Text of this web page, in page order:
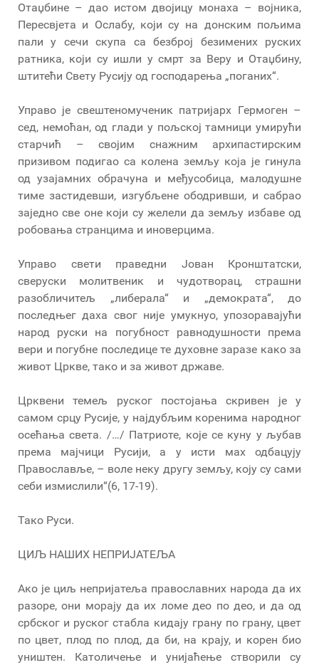
Отаџбине – дао истом двојицу монаха – војника,
Пересвјета и Ослабу, који су на донским пољима
пали у сечи скупа са безброј безимених руских
ратника, који су ишли у смрт за Веру и Отаџбину,
штитећи Свету Русију од господарења „поганих“.
Управо је свештеномученик патријарх Гермоген –
сед, немоћан, од глади у пољској тамници умирући
старчић – својим снажним архипастирским
призивом подигао са колена земљу која је гинула
од узајамних обрачуна и међусобица, малодушне
тиме застидевши, изгубљене ободривши, и сабрао
заједно све оне који су желели да земљу избаве од
робовања странцима и иноверцима.
Управо свети праведни Јован Кронштатски,
сверуски молитвеник и чудотворац, страшни
разобличитељ „либерала“ и „демократа“, до
последњег даха свог није умукнуо, упозоравајући
народ руски на погубност равнодушности према
вери и погубне последице те духовне заразе како за
живот Цркве, тако и за живот државе.
Црквени темељ руског постојања скривен је у
самом срцу Русије, у најдубљим коренима народног
осећања света. /…/ Патриоте, које се куну у љубав
према мајчици Русији, а у исти мах одбацују
Православље, – воле неку другу земљу, коју су сами
себи измислили“(6, 17-19).
Тако Руси.
ЦИЉ НАШИХ НЕПРИЈАТЕЉА
Ако је циљ непријатеља православних народа да их
разоре, они морају да их ломе део по део, и да од
србског и руског стабла кидају грану по грану, цвет
по цвет, плод по плод, да би, на крају, и корен био
уништен. Католичење и унијаћење створили су